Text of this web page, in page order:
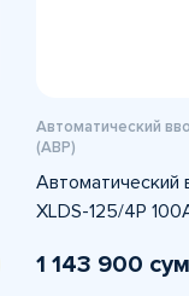
Автоматический
(АВР)
Автоматический
XLDS-125/4P
1 143 900 сум